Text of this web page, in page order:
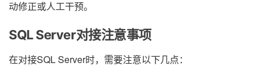
动修正或人工干预。
SQL Server对接注意事项
在对接SQL Server时，需要注意以下几点：